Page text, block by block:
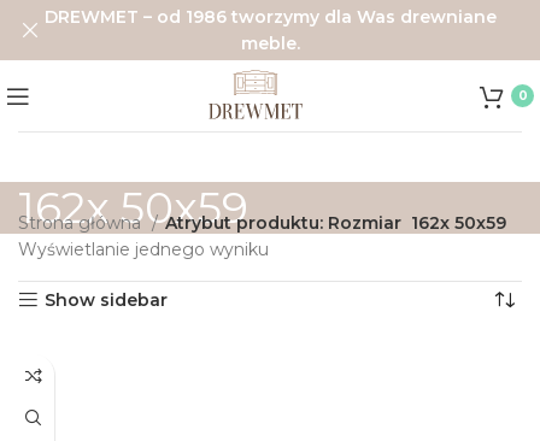
0
162x 50x59
Strona główna Atrybut produktu: Rozmiar 162x 50x59
Wyświetlanie jednego wyniku
Show sidebar
DREWMET – od 1986 tworzymy dla Was drewniane
meble.